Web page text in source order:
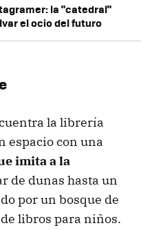
la "catedral"
el ocio del futuro
la librería
espacio con una
imita a la
de dunas hasta un
por un bosque de
libros para niños.